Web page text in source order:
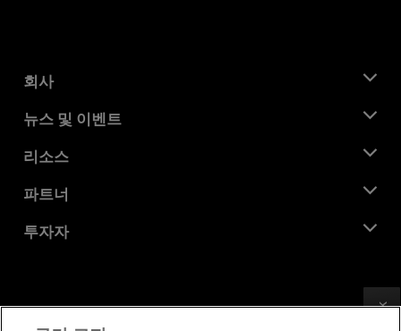
회사
AMD 소개
기업의 사회적 책임
채용
문의하기
뉴스 및 이벤트
뉴스룸
미디어 라이브러리
리소스
개발자 센트럴
사례 연구
파트너
AMD 파트너 허브
투자자
이사위원회